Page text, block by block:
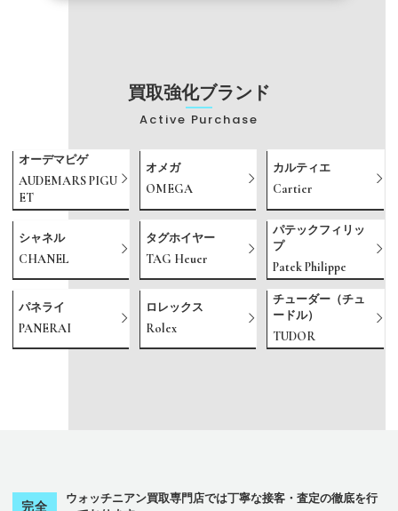
買取強化ブランド
Active Purchase
オーデマピゲ
AUDEMARS PIGU
ET
オメガ
OMEGA
カルティエ
Cartier
シャネル
CHANEL
タグホイヤー
TAG Heuer
パテックフィリッ
プ
Patek Philippe
パネライ
PANERAI
ロレックス
Rolex
チューダー（チュ
ードル）
TUDOR
完全
ウォッチニアン買取専門店では丁寧な接客・査定の徹底を行